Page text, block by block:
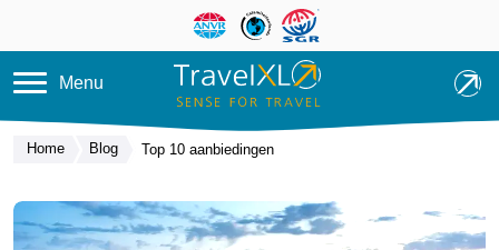
Overslaan en naar de inhoud
Menu
Home Blog Top 10 aanbiedingen